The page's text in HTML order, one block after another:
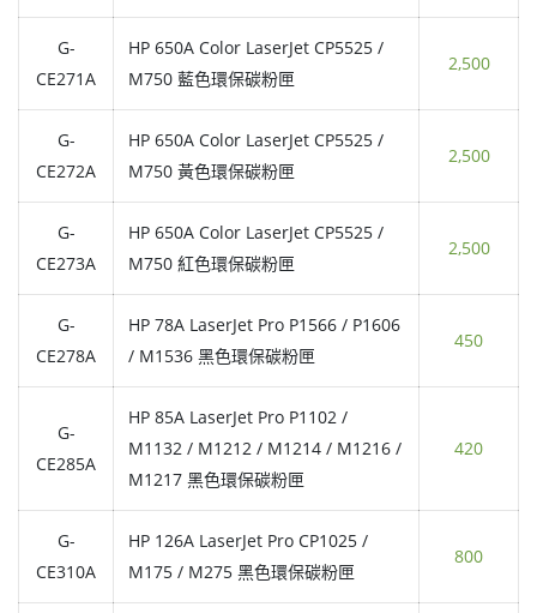
G-
CE271A
HP 650A Color LaserJet CP5525 /
M750 藍色環保碳粉匣
2,500
G-
CE272A
HP 650A Color LaserJet CP5525 /
M750 黃色環保碳粉匣
2,500
G-
CE273A
HP 650A Color LaserJet CP5525 /
M750 紅色環保碳粉匣
2,500
G-
CE278A
HP 78A LaserJet Pro P1566 / P1606
/ M1536 黑色環保碳粉匣
450
G-
CE285A
HP 85A LaserJet Pro P1102 /
M1132 / M1212 / M1214 / M1216 /
M1217 黑色環保碳粉匣
420
G-
CE310A
HP 126A LaserJet Pro CP1025 /
M175 / M275 黑色環保碳粉匣
800